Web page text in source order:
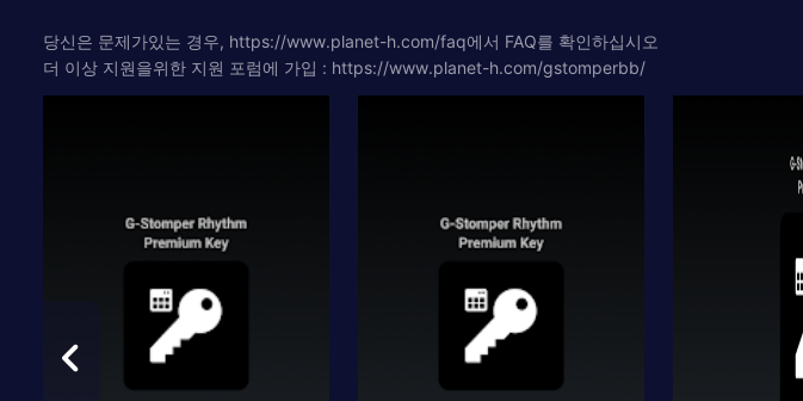
당신은 문제가있는 경우, https://www.planet-h.com/faq에서 FAQ를 확인하십시오
더 이상 지원을위한 지원 포럼에 가입 : https://www.planet-h.com/gstomperbb/